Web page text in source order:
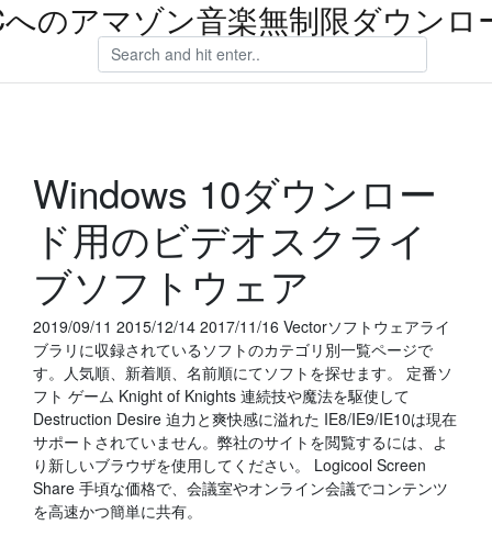
のアマゾン音楽無制限ダウンロ
Windows 10ダウンロー
ド用のビデオスクライ
ブソフトウェア
2019/09/11 2015/12/14 2017/11/16 Vectorソフトウェアライ
ブラリに収録されているソフトのカテゴリ別一覧ページで
す。人気順、新着順、名前順にてソフトを探せます。 定番ソ
フト ゲーム Knight of Knights 連続技や魔法を駆使して
Destruction Desire 迫力と爽快感に溢れた IE8/IE9/IE10は現在
サポートされていません。弊社のサイトを閲覧するには、よ
り新しいブラウザを使用してください。 Logicool Screen
Share 手頃な価格で、会議室やオンライン会議でコンテンツ
を高速かつ簡単に共有。